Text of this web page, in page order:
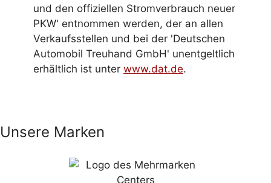
und den offiziellen Stromverbrauch neuer
PKW' entnommen werden, der an allen
Verkaufsstellen und bei der 'Deutschen
Automobil Treuhand GmbH' unentgeltlich
erhältlich ist unter www.dat.de.
Unsere Marken